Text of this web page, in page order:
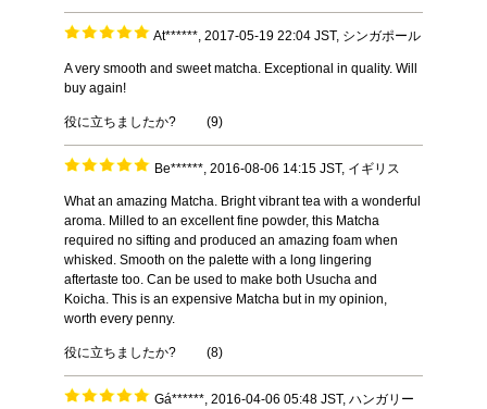
At******, 2017-05-19 22:04 JST, シンガポール
A very smooth and sweet matcha. Exceptional in quality. Will
buy again!
役に立ちましたか? (9)
Be******, 2016-08-06 14:15 JST, イギリス
What an amazing Matcha. Bright vibrant tea with a wonderful
aroma. Milled to an excellent fine powder, this Matcha
required no sifting and produced an amazing foam when
whisked. Smooth on the palette with a long lingering
aftertaste too. Can be used to make both Usucha and
Koicha. This is an expensive Matcha but in my opinion,
worth every penny.
役に立ちましたか? (8)
Gá******, 2016-04-06 05:48 JST, ハンガリー